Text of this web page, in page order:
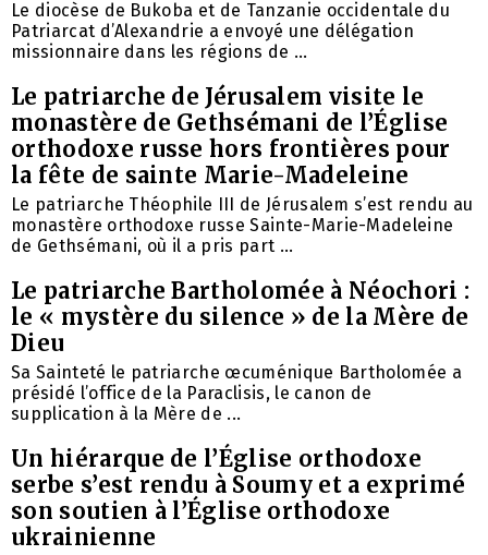
Le diocèse de Bukoba et de Tanzanie occidentale du
Patriarcat d’Alexandrie a envoyé une délégation
missionnaire dans les régions de ...
Le patriarche de Jérusalem visite le
monastère de Gethsémani de l’Église
orthodoxe russe hors frontières pour
la fête de sainte Marie-Madeleine
Le patriarche Théophile III de Jérusalem s’est rendu au
monastère orthodoxe russe Sainte-Marie-Madeleine
de Gethsémani, où il a pris part ...
Le patriarche Bartholomée à Néochori :
le « mystère du silence » de la Mère de
Dieu
Sa Sainteté le patriarche œcuménique Bartholomée a
présidé l’office de la Paraclisis, le canon de
supplication à la Mère de ...
Un hiérarque de l’Église orthodoxe
serbe s’est rendu à Soumy et a exprimé
son soutien à l’Église orthodoxe
ukrainienne